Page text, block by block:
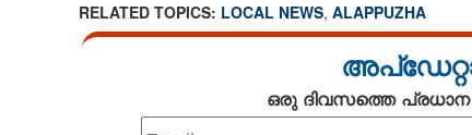
RELATED TOPICS: LOCAL NEWS, ALAPPUZHA
ഒരു ദിവസത്തെ